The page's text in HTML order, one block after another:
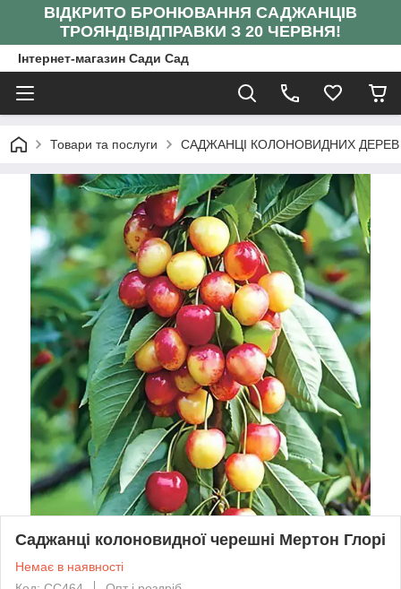
ВІДКРИТО БРОНЮВАННЯ САДЖАНЦІВ
ТРОЯНД!ВІДПРАВКИ З 20 ЧЕРВНЯ!
Інтернет-магазин Сади Сад
Товари та послуги САДЖАНЦІ КОЛОНОВИДНИХ ДЕРЕВ
Саджанці колоновидної черешні Мертон Глорі
Немає в наявності